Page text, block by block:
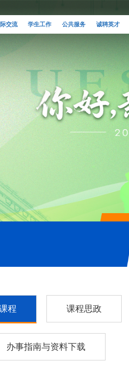
交流 学生工作 公共服务 诚聘英才
程 课程思政
办事指南与资料下载